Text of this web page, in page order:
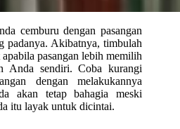
cemburu dengan pasangan
padanya. Akibatnya, timbulah
pasangan lebih memilih
Anda sendiri. Coba kurangi
dengan melakukannya
akan tetap bahagia meski
itu layak untuk dicintai.